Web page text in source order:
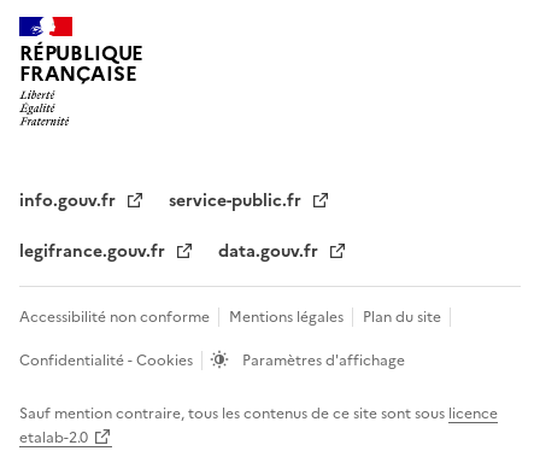
RÉPUBLIQUE
FRANÇAISE
info.gouv.fr
service-public.fr
legifrance.gouv.fr
data.gouv.fr
Accessibilité non conforme Mentions légales
Plan du site
Confidentialité - Cookies
Paramètres d'affichage
Sauf mention contraire, tous les contenus de ce site sont sous licence
etalab-2.0